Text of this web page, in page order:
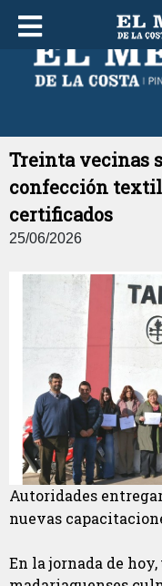
LUNES 10 DE
Treinta vecinas
confección
certificados
25/06/2026
Autoridades
nuevas
En la jornada de